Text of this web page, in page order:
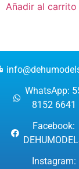
Añadir al carrito
WhatsApp:
8152 6641
Facebook:
Instagram: